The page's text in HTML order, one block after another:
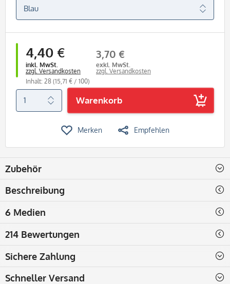
4,40 €
inkl. MwSt.
zzgl. Versandkosten
3,70 €
exkl. MwSt.
zzgl. Versandkosten
Inhalt: 28 (15,71 € / 100)
Warenkorb
Merken Empfehlen
Zubehör
Beschreibung
6 Medien
214 Bewertungen
Sichere Zahlung
Schneller Versand